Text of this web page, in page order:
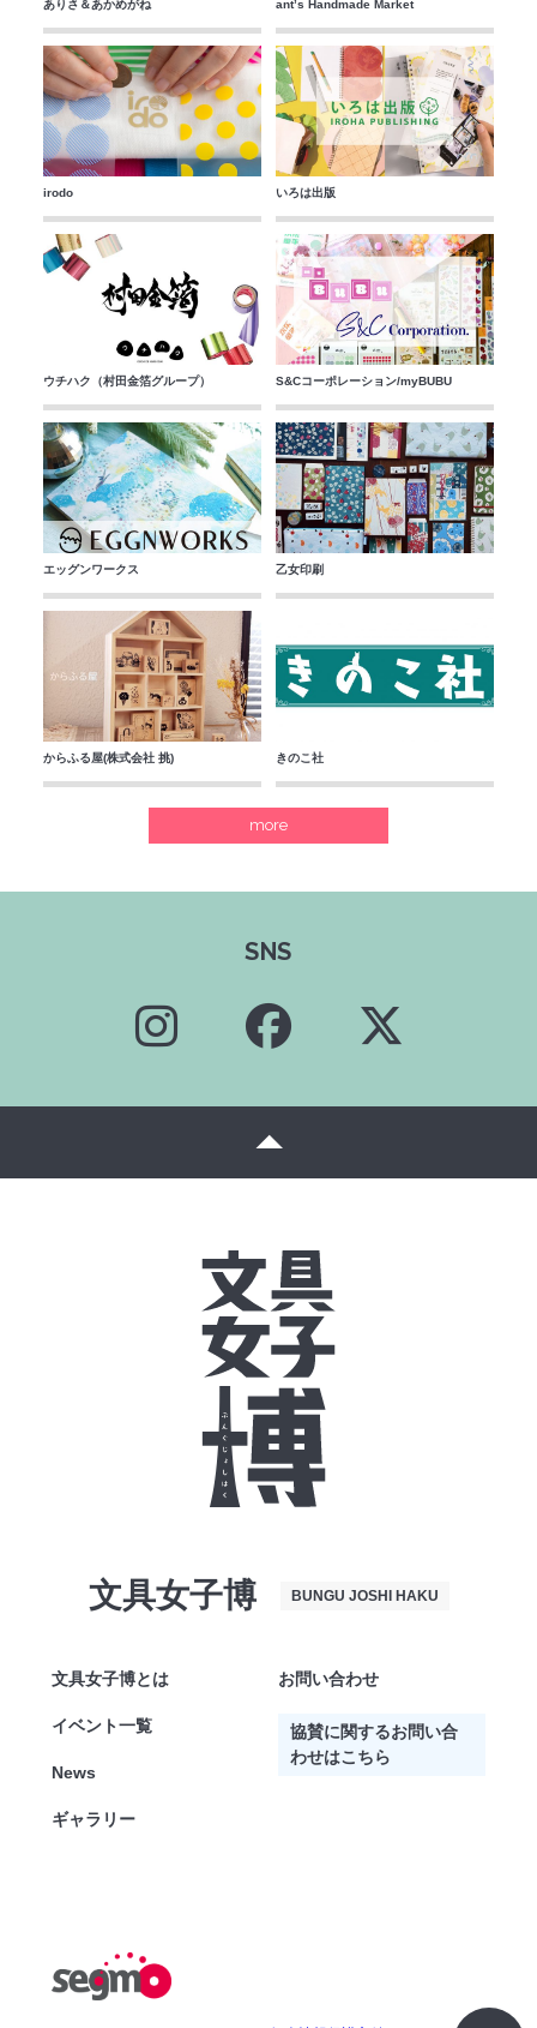
ありさ＆あかめがね ant’s Handmade Market
irodo いろは出版
ウチハク（村田金箔グループ） S&Cコーポレーション/myBUBU
エッグンワークス 乙女印刷
からふる屋(株式会社 挑) きのこ社
more
SNS
文具女子博 BUNGU JOSHI HAKU
文具女子博とは
イベント一覧
News
ギャラリー
お問い合わせ
協賛に関するお問い合
わせはこちら